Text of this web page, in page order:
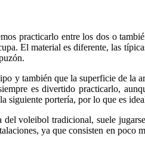
practicarlo entre los dos o
El material es diferente, las
y también que la superficie de la
es divertido practicarlo,
siguiente portería, por lo que es
voleibol tradicional, suele
ya que consisten en poco